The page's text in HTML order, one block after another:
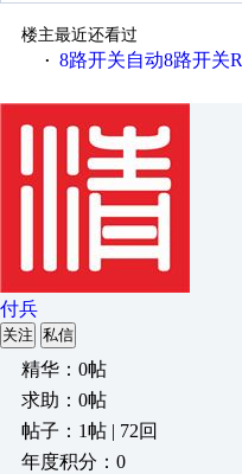
楼主最近还看过
· 8路开关自动8路开关RTU50208路
付兵
关注 私信
精华：0帖
求助：0帖
帖子：1帖 | 72回
年度积分：0